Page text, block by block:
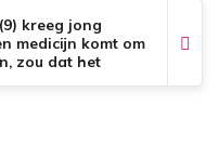
kreeg jong
medicijn komt om
zou dat het